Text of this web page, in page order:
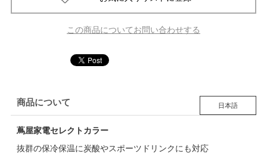
この商品についてお問い合わせする
商品について 日本語
蔦屋家電セレクトカラー
抜群の保冷保温に炭酸やスポーツドリンクにも対応